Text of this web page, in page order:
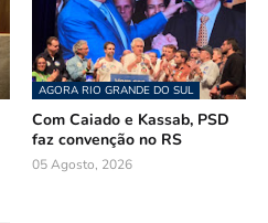
AGORA RIO GRANDE DO SUL
Com Caiado e Kassab, PSD
faz convenção no RS
05 Agosto, 2026